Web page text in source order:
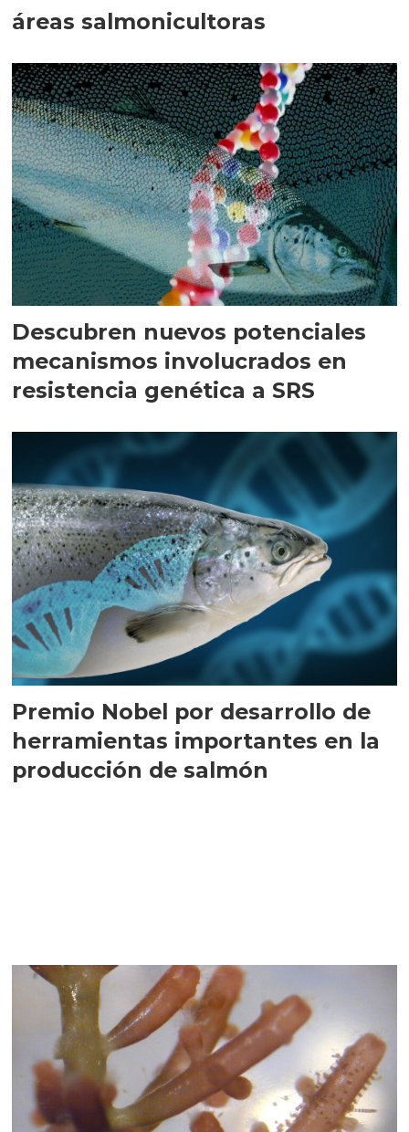
áreas salmonicultoras
Descubren nuevos potenciales
mecanismos involucrados en
resistencia genética a SRS
Premio Nobel por desarrollo de
herramientas importantes en la
producción de salmón